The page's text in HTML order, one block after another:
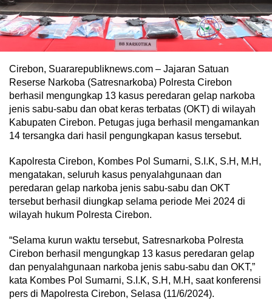
Cirebon, Suararepubliknews.com – Jajaran Satuan
Reserse Narkoba (Satresnarkoba) Polresta Cirebon
berhasil mengungkap 13 kasus peredaran gelap narkoba
jenis sabu-sabu dan obat keras terbatas (OKT) di wilayah
Kabupaten Cirebon. Petugas juga berhasil mengamankan
14 tersangka dari hasil pengungkapan kasus tersebut.
Kapolresta Cirebon, Kombes Pol Sumarni, S.I.K, S.H, M.H,
mengatakan, seluruh kasus penyalahgunaan dan
peredaran gelap narkoba jenis sabu-sabu dan OKT
tersebut berhasil diungkap selama periode Mei 2024 di
wilayah hukum Polresta Cirebon.
“Selama kurun waktu tersebut, Satresnarkoba Polresta
Cirebon berhasil mengungkap 13 kasus peredaran gelap
dan penyalahgunaan narkoba jenis sabu-sabu dan OKT,”
kata Kombes Pol Sumarni, S.I.K, S.H, M.H, saat konferensi
pers di Mapolresta Cirebon, Selasa (11/6/2024).